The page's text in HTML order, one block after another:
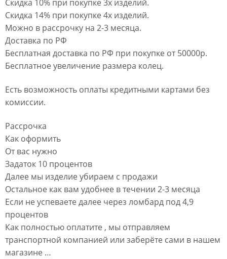
Скидка 10% при покупке 3х изделий.
Скидка 14% при покупке 4х изделий.
Можно в рассрочку на 2-3 месяца.
Доставка по РФ
Бесплатная доставка по РФ при покупке от 50000р.
Бесплатное увеличение размера колец.
Есть возможность оплаты кредитными картами без
комиссии.
Рассрочка
Как оформить
От вас нужно
Задаток 10 процентов
Далее мы изделие убираем с продажи
Остальное как вам удобнее в течении 2-3 месяца
Если не успеваете далее через ломбард под 4,9
процентов
Как полностью оплатите , мы отправляем
транспортной компанией или заберёте сами в нашем
магазине …